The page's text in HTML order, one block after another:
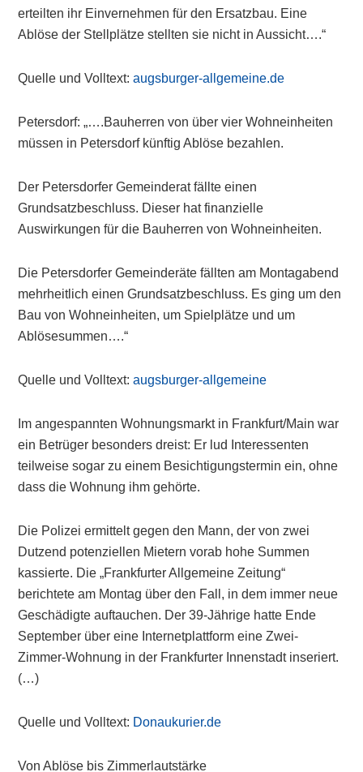
erteilten ihr Einvernehmen für den Ersatzbau. Eine
Ablöse der Stellplätze stellten sie nicht in Aussicht….“
Quelle und Volltext:augsburger-allgemeine.de
Petersdorf: „….Bauherren von über vier Wohneinheiten
müssen in Petersdorf künftig Ablöse bezahlen.
Der Petersdorfer Gemeinderat fällte einen
Grundsatzbeschluss. Dieser hat finanzielle
Auswirkungen für die Bauherren von Wohneinheiten.
Die Petersdorfer Gemeinderäte fällten am Montagabend
mehrheitlich einen Grundsatzbeschluss. Es ging um den
Bau von Wohneinheiten, um Spielplätze und um
Ablösesummen….“
Quelle und Volltext:augsburger-allgemeine
Im angespannten Wohnungsmarkt in Frankfurt/Main war
ein Betrüger besonders dreist: Er lud Interessenten
teilweise sogar zu einem Besichtigungstermin ein, ohne
dass die Wohnung ihm gehörte.
Die Polizei ermittelt gegen den Mann, der von zwei
Dutzend potenziellen Mietern vorab hohe Summen
kassierte. Die „Frankfurter Allgemeine Zeitung“
berichtete am Montag über den Fall, in dem immer neue
Geschädigte auftauchen. Der 39-Jährige hatte Ende
September über eine Internetplattform eine Zwei-
Zimmer-Wohnung in der Frankfurter Innenstadt inseriert.
(…)
Quelle und Volltext: Donaukurier.de
Von Ablöse bis Zimmerlautstärke